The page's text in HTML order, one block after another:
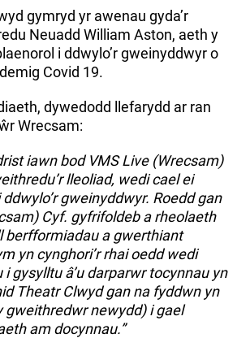
gymryd yr awenau gyda’r
Neuadd William Aston, aeth y
i ddwylo’r gweinyddwyr o
Covid 19.
dywedodd llefarydd ar ran
Wrecsam:
iawn bod VMS Live (Wrecsam)
lleoliad, wedi cael ei
gweinyddwyr. Roedd gan
Cyf. gyfrifoldeb a rheolaeth
berfformiadau a gwerthiant
yn cynghori’r rhai oedd wedi
gysylltu â’u darparwr tocynnau yn
Theatr Clwyd gan na fyddwn yn
gweithredwr newydd) i gael
am docynnau.”